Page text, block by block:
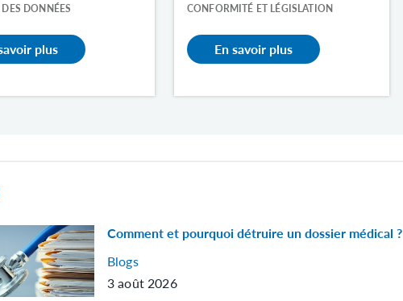
DONNÉES
plus
CONFORMITÉ ET LÉGISLATION
En savoir plus
Blogs
Comment et pourquoi détruire un dossier médical ?
3 août 2026